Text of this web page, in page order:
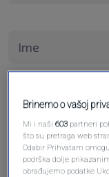
Brinemo o vašoj
Mi i naši603 partneri
što su pretraga web
Odabir Prihvatam
podrška dolje
obrađujemo podatke